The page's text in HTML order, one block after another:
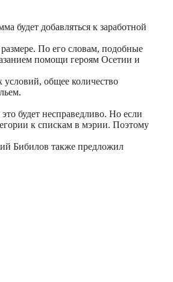
будет добавляться к заработной
По его словам, подобные
помощи героям Осетии и
общее количество
будет несправедливо. Но если
к спискам в мэрии. Поэтому
Бибилов также предложил